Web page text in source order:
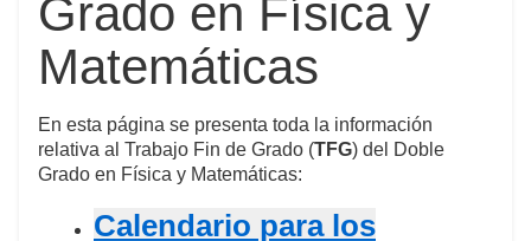
Grado en Física y
Matemáticas
En esta página se presenta toda la información
relativa al Trabajo Fin de Grado (TFG) del Doble
Grado en Física y Matemáticas:
Calendario para los